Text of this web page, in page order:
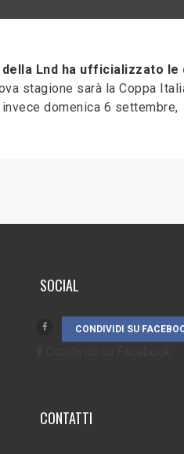
Lnd ha ufficializzato le
stagione sarà la Coppa
domenica 6 settembre,
SOCIAL
CONDIVIDI SU
CONTATTI